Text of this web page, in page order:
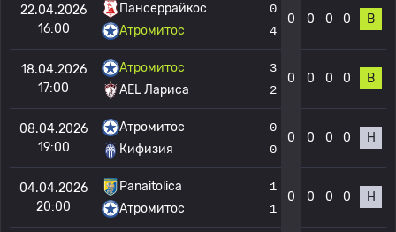
22.04.2026
16:00
Пансеррайкос
Атромитос
0
4
0 0 0 0 В
18.04.2026
17:00
Атромитос
AEL Лариса
3
2
0 0 0 0 В
08.04.2026
19:00
Атромитос
Кифизия
0
0
0 0 0 0 Н
04.04.2026
20:00
Panaitolica
Атромитос
1
1
0 0 0 0 Н